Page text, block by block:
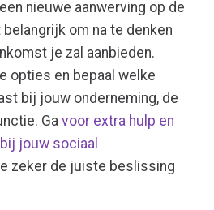
nieuwe aanwerving op de
belangrijk om na te denken
je zal aanbieden.
opties en bepaal welke
bij jouw onderneming, de
Ga voor extra hulp en
jouw sociaal
zeker de juiste beslissing